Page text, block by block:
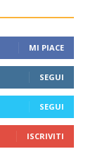
MI PIACE
SEGUI
SEGUI
ISCRIVITI